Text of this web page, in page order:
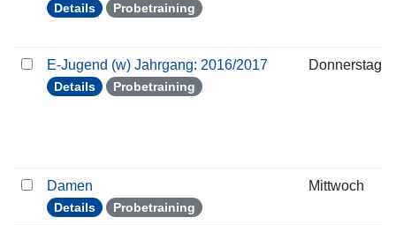
Details Probetraining
E-Jugend (w) Jahrgang: 2016/2017
Details Probetraining
Donnerstag
Damen
Details Probetraining
Mittwoch